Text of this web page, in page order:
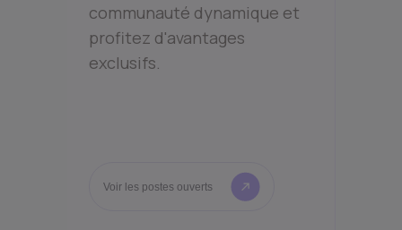
communauté dynamique et
profitez d'avantages
exclusifs.
Voir les postes ouverts